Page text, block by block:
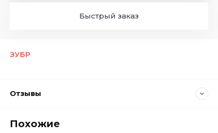
ЗУБР
Быстрый заказ
Отзывы
Похожие